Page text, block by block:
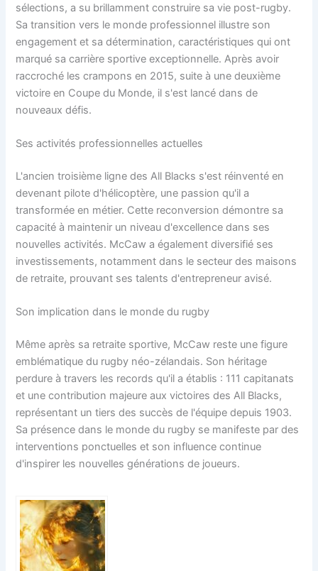
sélections, a su brillamment construire sa vie post-rugby.
Sa transition vers le monde professionnel illustre son
engagement et sa détermination, caractéristiques qui ont
marqué sa carrière sportive exceptionnelle. Après avoir
raccroché les crampons en 2015, suite à une deuxième
victoire en Coupe du Monde, il s'est lancé dans de
nouveaux défis.
Ses activités professionnelles actuelles
L'ancien troisième ligne des All Blacks s'est réinventé en
devenant pilote d'hélicoptère, une passion qu'il a
transformée en métier. Cette reconversion démontre sa
capacité à maintenir un niveau d'excellence dans ses
nouvelles activités. McCaw a également diversifié ses
investissements, notamment dans le secteur des maisons
de retraite, prouvant ses talents d'entrepreneur avisé.
Son implication dans le monde du rugby
Même après sa retraite sportive, McCaw reste une figure
emblématique du rugby néo-zélandais. Son héritage
perdure à travers les records qu'il a établis : 111 capitanats
et une contribution majeure aux victoires des All Blacks,
représentant un tiers des succès de l'équipe depuis 1903.
Sa présence dans le monde du rugby se manifeste par des
interventions ponctuelles et son influence continue
d'inspirer les nouvelles générations de joueurs.